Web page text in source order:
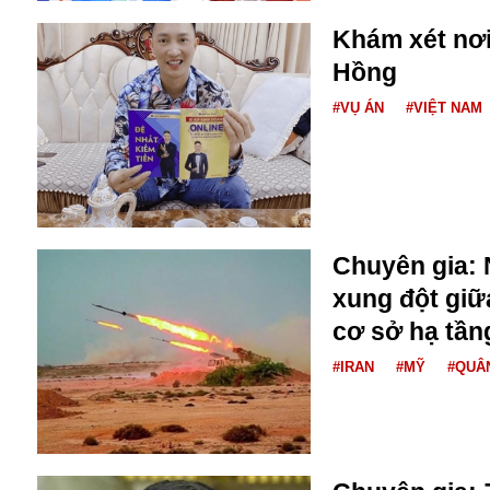
Bulagria
Crimea
Chính trị
Công nghệ
Chuyện hay
Chuyện lạ
Cuộc sống quanh ta
Chi hội phụ nữ TTTM Mátxcơva
Chính trị Nga
Chợ Vòm
Cảnh sát
Cấm bay
Cao tốc
Khám xét
Hồng
#VỤ ÁN #VIỆT NAM
Chuyên gia:
xung đột
cơ sở hạ
#IRAN #MỸ